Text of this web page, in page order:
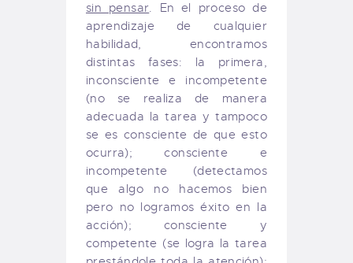
sin pensar. En el proceso de
aprendizaje de cualquier
habilidad, encontramos
distintas fases: la primera,
inconsciente e incompetente
(no se realiza de manera
adecuada la tarea y tampoco
se es consciente de que esto
ocurra); consciente e
incompetente (detectamos
que algo no hacemos bien
pero no logramos éxito en la
acción); consciente y
competente (se logra la tarea